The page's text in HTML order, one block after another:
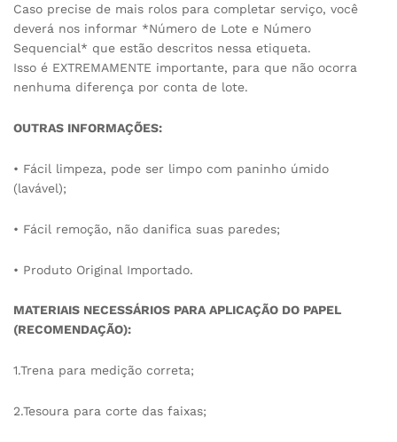
Caso precise de mais rolos para completar serviço, você
deverá nos informar *Número de Lote e Número
Sequencial* que estão descritos nessa etiqueta.
Isso é EXTREMAMENTE importante, para que não ocorra
nenhuma diferença por conta de lote.
OUTRAS INFORMAÇÕES:
• Fácil limpeza, pode ser limpo com paninho úmido
(lavável);
• Fácil remoção, não danifica suas paredes;
• Produto Original Importado.
MATERIAIS NECESSÁRIOS PARA APLICAÇÃO DO PAPEL
(RECOMENDAÇÃO):
1.Trena para medição correta;
2.Tesoura para corte das faixas;